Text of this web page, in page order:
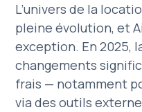
L’univers de la
pleine évolution, et
exception. En 2025,
changements
frais — notamment
via des outils